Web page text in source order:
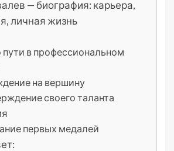
— биография: карьера,
личная жизнь
пути в профессиональном
на вершину
своего таланта
первых медалей